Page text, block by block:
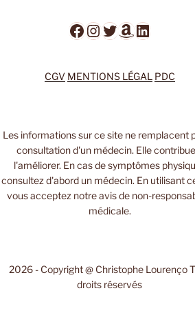
Facebook
Instagram
Twitter
Amazon
LinkedIn
CGV MENTIONS LÉGAL PDC
Les informations sur ce site ne remplacent
consultation d'un médecin. Elle
l'améliorer. En cas de symptômes
consultez d'abord un médecin. En utilisant
vous acceptez notre avis de non-
médicale.
2026 - Copyright @ Christophe Lourenço
droits réservés